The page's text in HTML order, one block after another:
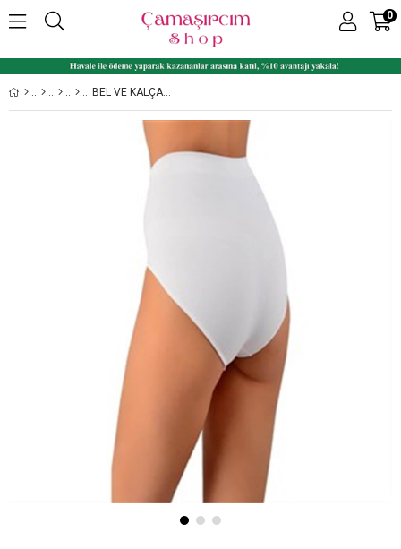
0
BEL VE KALÇA TOPARLAYICI KORSE ELITE LIFE 815